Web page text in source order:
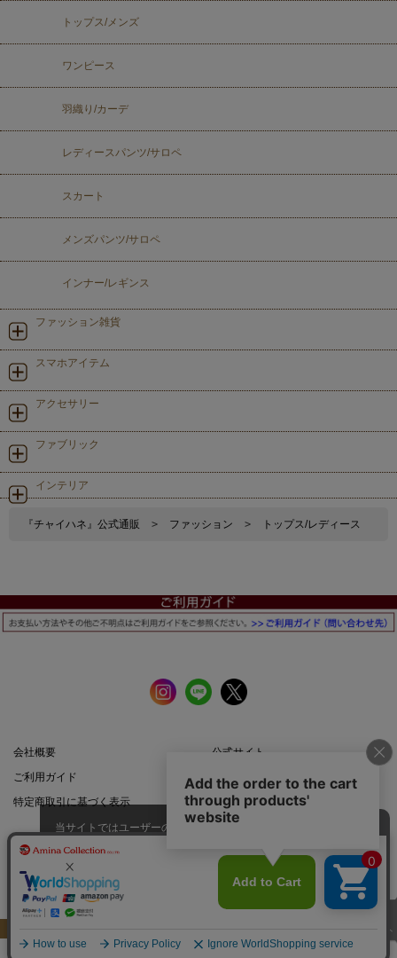
トップス/メンズ
ワンピース
羽織り/カーデ
レディースパンツ/サロペ
スカート
メンズパンツ/サロペ
インナー/レギンス
ファッション雑貨
スマホアイテム
アクセサリー
ファブリック
インテリア
『チャイハネ』公式通販 > ファッション > トップス/レディース
会社概要
公式サイト
ご利用ガイド
店舗一覧
特定商取引に基づく表示
プライバシーポリシー
スマートフォン | PCサイト
当サイトではユーザーの利便性向